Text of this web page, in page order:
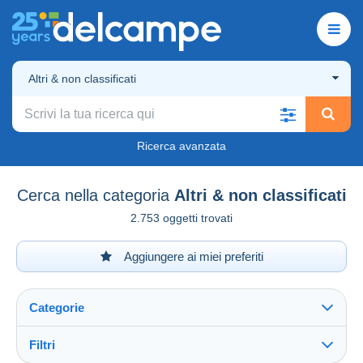
Altri & non classificati
Ricerca avanzata
Cerca nella categoria Altri & non classificati
2.753 oggetti trovati
Aggiungere ai miei preferiti
Categorie
Filtri